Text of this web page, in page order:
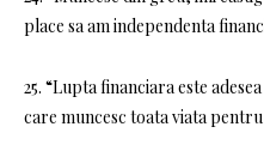
place sa am independenta
25. “Lupta financiara este
care muncesc toata viata